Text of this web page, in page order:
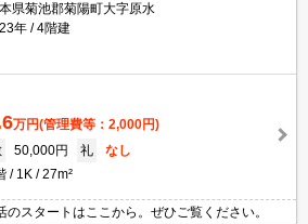
県菊池郡菊陽町大字原水
年
4階建
万円(管理費等：2,000円)
50,000円 礼
なし
1K 27m²
のスタートはここから。ぜひご覧ください。